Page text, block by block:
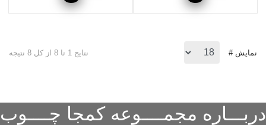
نمایش # نتایج 1 تا 8 از کل 8 نتیجه
دربـــاره مجمــــوعه کمجا چــــوب